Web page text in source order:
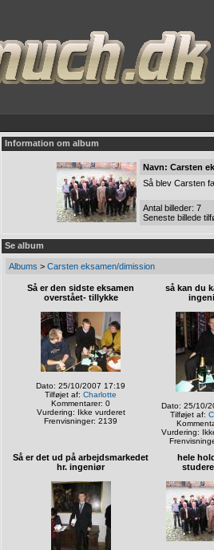
Information om album
Navn: Carsten
Så blev Carsten
Antal billeder: 7
Seneste billede
Se album
Albums > Carsten eksamen/dimission
Så er den sidste eksamen
overstået- tillykke
Dato: 25/10/2007 17:19
Tilføjet af: Charlotte
Kommentarer: 0
Vurdering: Ikke vurderet
Frenvisninger: 2139
så kan du
Dato: 25/10/
Tilføjet af:
Vurdering:
Så er det ud på arbejdsmarkedet
hr. ingeniør
hele